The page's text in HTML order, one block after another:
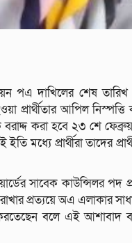
পএ দাখিলের শেষ
প্রার্থীতার আপিল নিস্পত্তি
করা হবে ২৩ শে
মধ্যে প্রার্থীরা তাদের
সাবেক কাউন্সিলর পদ
প্রত্যয়ে অএ এলাকার
করতেছেন বলে এই আশাবাদ